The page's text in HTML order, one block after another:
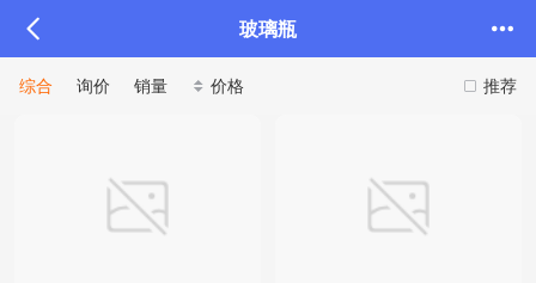
玻璃瓶
推荐
综合 询价 销量 价格